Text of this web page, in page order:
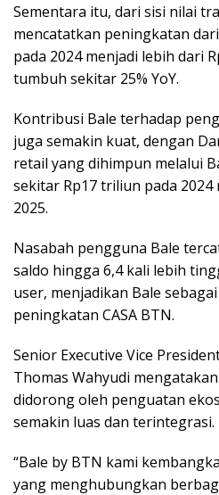
Sementara itu, dari sisi nilai
mencatatkan peningkatan
pada 2024 menjadi lebih dari
tumbuh sekitar 25% YoY.
Kontribusi Bale terhadap
juga semakin kuat, dengan
retail yang dihimpun melalui
sekitar Rp17 triliun pada 2024
2025.
Nasabah pengguna Bale
saldo hingga 6,4 kali lebih
user, menjadikan Bale
peningkatan CASA BTN.
Senior Executive Vice
Thomas Wahyudi
didorong oleh penguatan
semakin luas dan terintegrasi.
“Bale by BTN kami
yang menghubungkan